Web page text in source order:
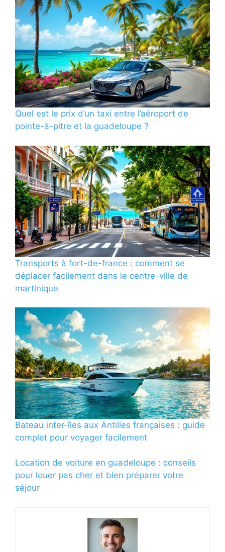
Quel est le prix d’un taxi entre l’aéroport de
pointe-à-pitre et la guadeloupe ?
Transports à fort-de-france : comment se
déplacer facilement dans le centre-ville de
martinique
Bateau inter-îles aux Antilles françaises : guide
complet pour voyager facilement
Location de voiture en guadeloupe : conseils
pour louer pas cher et bien préparer votre
séjour